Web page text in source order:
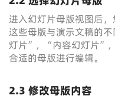
进入幻灯片母版视图后，
这些母版与演示文稿的
灯片”，“内容幻灯片”
合适的母版进行编辑。
2.3 修改母版内容